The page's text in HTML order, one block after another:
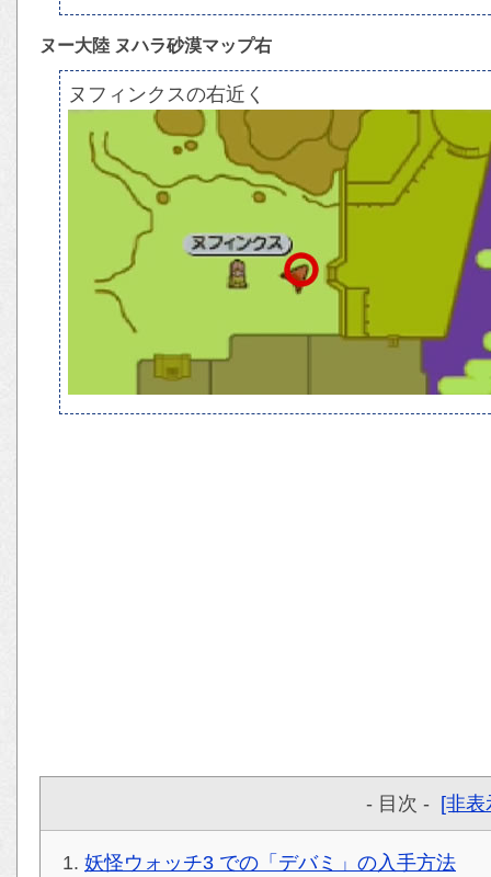
ヌー大陸 ヌハラ砂漠マップ右
ヌフィンクスの右近く
- 目次 - [非表
妖怪ウォッチ3 での「デバミ」の入手方法